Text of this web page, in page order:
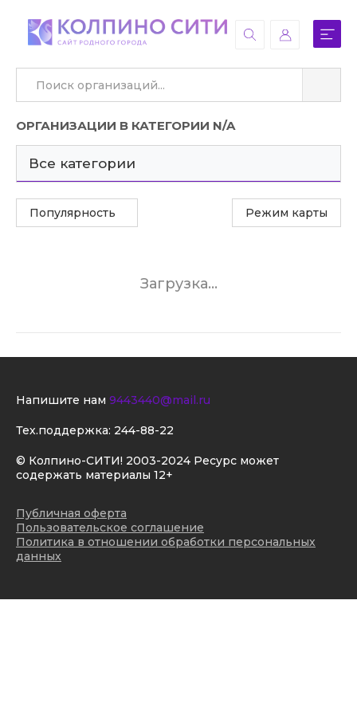
ОРГАНИЗАЦИИ В КАТЕГОРИИ N/A
Все категории
Популярность Режим карты
Загрузка...
© Колпино-СИТИ! 2003-2024 Ресурс может
содержать материалы 12+
Публичная оферта
Пользовательское соглашение
Политика в отношении обработки персональных
данных
Напишите нам 9443440@mail.ru
Тех.поддержка: 244-88-22